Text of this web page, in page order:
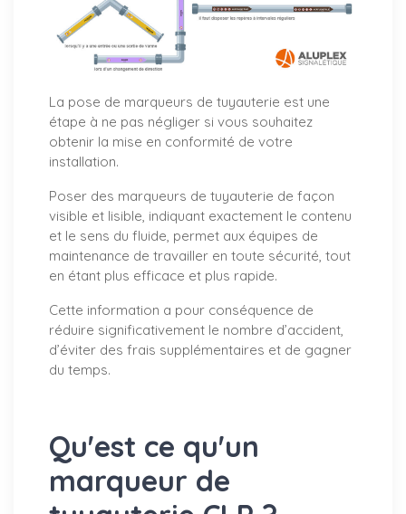
La pose de marqueurs de tuyauterie est une
étape à ne pas négliger si vous souhaitez
obtenir la mise en conformité de votre
installation.
Poser des marqueurs de tuyauterie de façon
visible et lisible, indiquant exactement le contenu
et le sens du fluide, permet aux équipes de
maintenance de travailler en toute sécurité, tout
en étant plus efficace et plus rapide.
Cette information a pour conséquence de
réduire significativement le nombre d’accident,
d’éviter des frais supplémentaires et de gagner
du temps.
Qu'est ce qu'un
marqueur de